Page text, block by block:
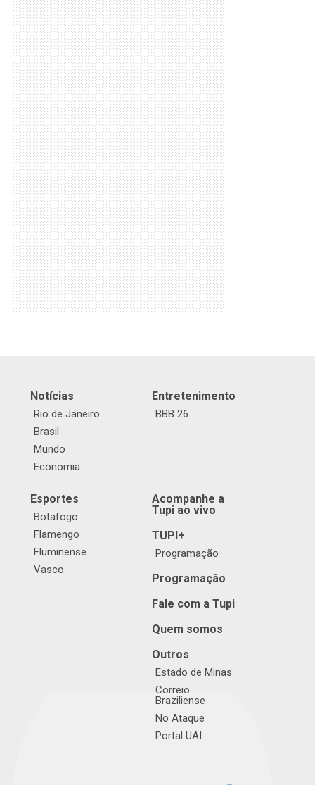
Notícias
Rio de Janeiro
Brasil
Mundo
Economia
Entretenimento
BBB 26
Esportes
Botafogo
Flamengo
Fluminense
Vasco
Acompanhe a
Tupi ao vivo
TUPI+
Programação
Programação
Fale com a Tupi
Quem somos
Outros
Estado de Minas
Correio
Braziliense
No Ataque
Portal UAI